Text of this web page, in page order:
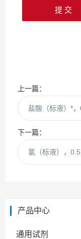
上一篇：
盐酸（标液）*，
下一篇：
氯（标液），
产品中心
通用试剂